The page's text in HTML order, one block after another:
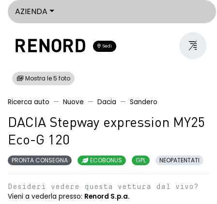
AZIENDA
Sedi
Mostra le 5 foto
Ricerca auto Nuove Dacia Sandero
DACIA Stepway expression MY25
Eco-G 120
PRONTA CONSEGNA ECOBONUS GPL NEOPATENTATI
Desideri vedere questa vettura dal vivo?
Vieni a vederla presso: Renord S.p.a.